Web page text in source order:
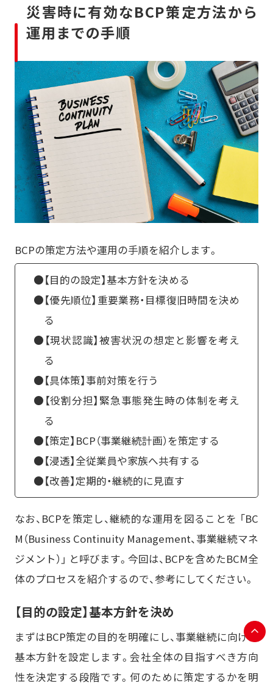
災害時に有効なBCP策定方法から
運用までの手順
BCPの策定方法や運用の手順を紹介します。
●【目的の設定】基本方針を決める
●【優先順位】重要業務・目標復旧時間を決め
る
●【現状認識】被害状況の想定と影響を考え
る
●【具体策】事前対策を行う
●【役割分担】緊急事態発生時の体制を考え
る
●【策定】BCP（事業継続計画）を策定する
●【浸透】全従業員や家族へ共有する
●【改善】定期的・継続的に見直す
なお、BCPを策定し、継続的な運用を図ることを 「BC
M（Business Continuity Management、事業継続マネ
ジメント）」 と呼びます。今回は、BCPを含めたBCM全
体のプロセスを紹介するので、参考にしてください。
【目的の設定】基本方針を決め
まずはBCP策定の目的を明確にし、事業継続に向けた
基本方針を設定します。会社全体の目指すべき方向
性を決定する段階です。何のために策定するかを明